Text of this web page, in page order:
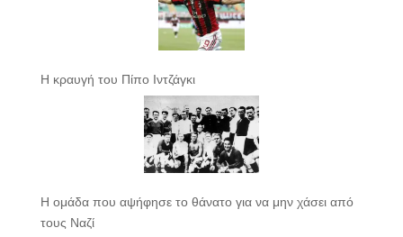
Η κραυγή του Πίπο Ιντζάγκι
Η ομάδα που αψήφησε το θάνατο για να μην χάσει από
τους Ναζί